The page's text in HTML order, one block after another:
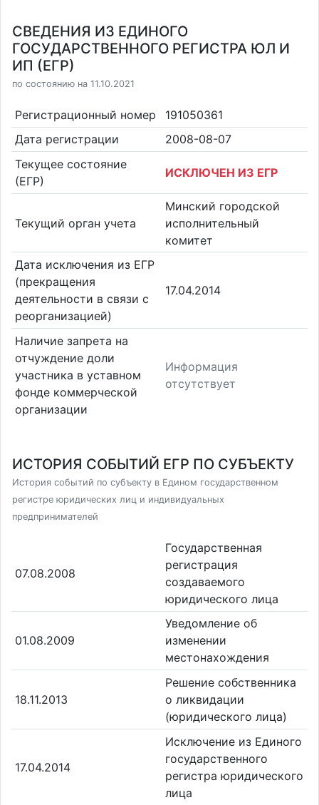
СВЕДЕНИЯ ИЗ ЕДИНОГО
ГОСУДАРСТВЕННОГО РЕГИСТРА ЮЛ И
ИП (ЕГР)
по состоянию на 11.10.2021
Регистрационный номер
191050361
Дата регистрации
2008-08-07
Текущее состояние
(ЕГР)
ИСКЛЮЧЕН ИЗ ЕГР
Текущий орган учета
Минский городской
исполнительный
комитет
Дата исключения из ЕГР
(прекращения
деятельности в связи с
реорганизацией)
17.04.2014
Наличие запрета на
отчуждение доли
участника в уставном
фонде коммерческой
организации
Информация
отсутствует
ИСТОРИЯ СОБЫТИЙ ЕГР ПО СУБЪЕКТУ
История событий по субъекту в Едином государственном
регистре юридических лиц и индивидуальных
предпринимателей
07.08.2008
Государственная
регистрация
создаваемого
юридического лица
01.08.2009
Уведомление об
изменении
местонахождения
18.11.2013
Решение собственника
о ликвидации
(юридического лица)
17.04.2014
Исключение из Единого
государственного
регистра юридического
лица